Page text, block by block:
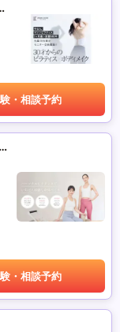
CLASSIC PILATES)
・相談予約
パーソナルマシンピラティス サクラ (SAKURA)
・相談予約